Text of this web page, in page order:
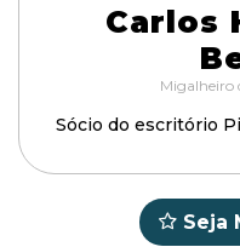
Carlos
Migalheiro
Sócio do escritório
Seja